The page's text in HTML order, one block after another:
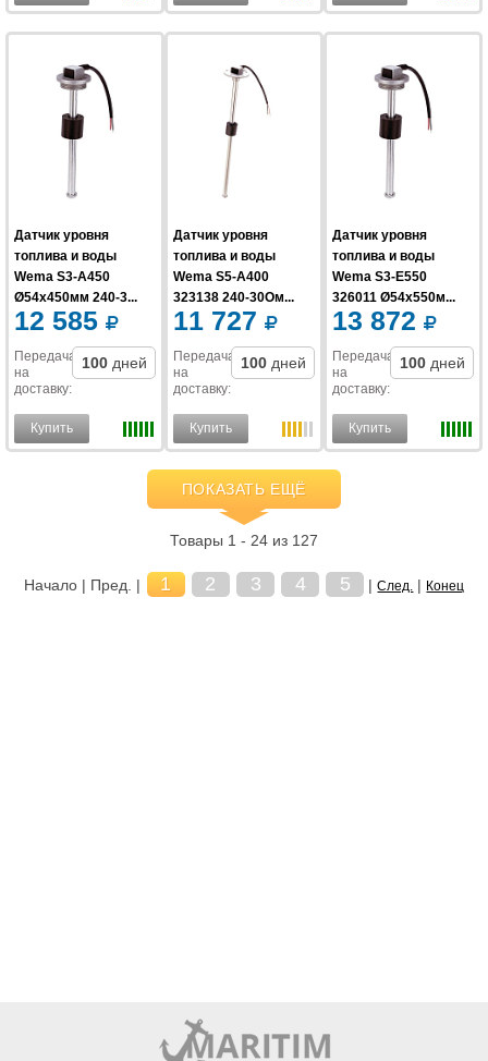
Датчик уровня
топлива и воды
Wema S3-A450
Ø54x450мм 240-3...
12 585
Передача
на
доставку:
100 дней
Купить
Датчик уровня
топлива и воды
Wema S5-A400
323138 240-30Ом...
11 727
Передача
на
доставку:
100 дней
Купить
Датчик уровня
топлива и воды
Wema S3-E550
326011 Ø54x550м...
13 872
Передача
на
доставку:
100 дней
Купить
ПОКАЗАТЬ ЕЩЁ
Товары 1 - 24 из 127
Начало | Пред. | 1 2 3 4 5 |След. | Конец